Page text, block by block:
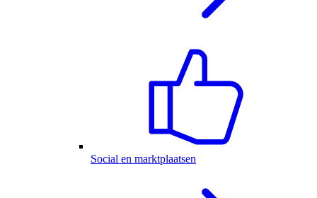
Social en marktplaatsen